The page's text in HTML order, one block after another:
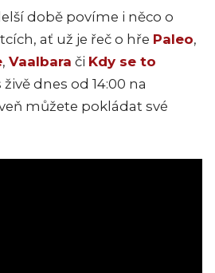
době povíme i něco o
ať už je řeč o hře Paleo,
, Vaalbara či Kdy se to
dnes od 14:00 na
můžete pokládat své